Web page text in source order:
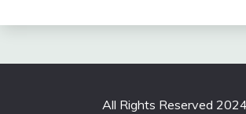
All Rights Reserved